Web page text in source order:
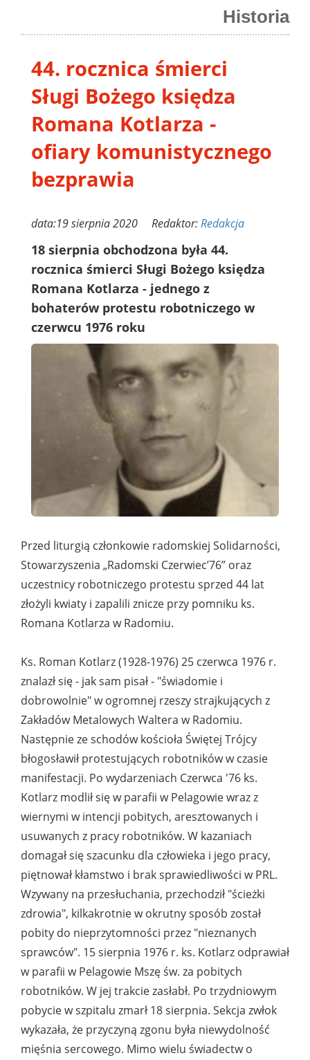
Historia
44. rocznica śmierci
Sługi Bożego księdza
Romana Kotlarza -
ofiary komunistycznego
bezprawia
data:19 sierpnia 2020 Redaktor:Redakcja
18 sierpnia obchodzona była 44.
rocznica śmierci Sługi Bożego księdza
Romana Kotlarza - jednego z
bohaterów protestu robotniczego w
czerwcu 1976 roku
Przed liturgią członkowie radomskiej Solidarności,
Stowarzyszenia „Radomski Czerwiec’76” oraz
uczestnicy robotniczego protestu sprzed 44 lat
złożyli kwiaty i zapalili znicze przy pomniku ks.
Romana Kotlarza w Radomiu.
Ks. Roman Kotlarz (1928-1976) 25 czerwca 1976 r.
znalazł się - jak sam pisał - "świadomie i
dobrowolnie" w ogromnej rzeszy strajkujących z
Zakładów Metalowych Waltera w Radomiu.
Następnie ze schodów kościoła Świętej Trójcy
błogosławił protestujących robotników w czasie
manifestacji. Po wydarzeniach Czerwca '76 ks.
Kotlarz modlił się w parafii w Pelagowie wraz z
wiernymi w intencji pobitych, aresztowanych i
usuwanych z pracy robotników. W kazaniach
domagał się szacunku dla człowieka i jego pracy,
piętnował kłamstwo i brak sprawiedliwości w PRL.
Wzywany na przesłuchania, przechodził "ścieżki
zdrowia", kilkakrotnie w okrutny sposób został
pobity do nieprzytomności przez "nieznanych
sprawców". 15 sierpnia 1976 r. ks. Kotlarz odprawiał
w parafii w Pelagowie Mszę św. za pobitych
robotników. W jej trakcie zasłabł. Po trzydniowym
pobycie w szpitalu zmarł 18 sierpnia. Sekcja zwłok
wykazała, że przyczyną zgonu była niewydolność
mięśnia sercowego. Mimo wielu świadectw o